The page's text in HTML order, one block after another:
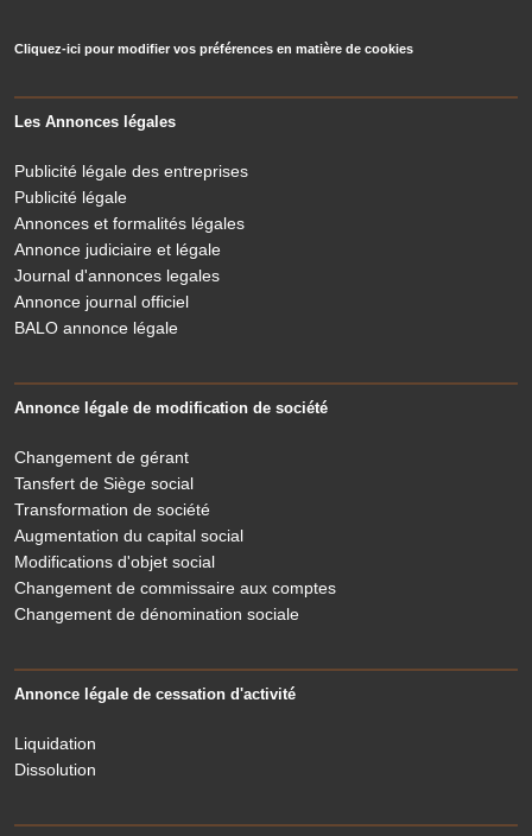
Cliquez-ici pour modifier vos préférences en matière de cookies
Les Annonces légales
Publicité légale des entreprises
Publicité légale
Annonces et formalités légales
Annonce judiciaire et légale
Journal d'annonces legales
Annonce journal officiel
BALO annonce légale
Annonce légale de modification de société
Changement de gérant
Tansfert de Siège social
Transformation de société
Augmentation du capital social
Modifications d'objet social
Changement de commissaire aux comptes
Changement de dénomination sociale
Annonce légale de cessation d'activité
Liquidation
Dissolution